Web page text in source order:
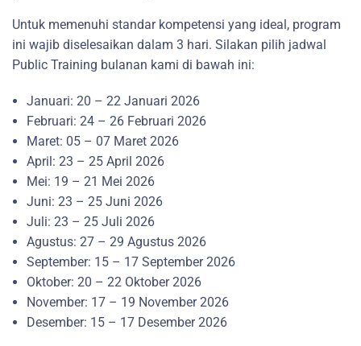
Untuk memenuhi standar kompetensi yang ideal, program
ini wajib diselesaikan dalam 3 hari. Silakan pilih jadwal
Public Training bulanan kami di bawah ini:
Januari: 20 – 22 Januari 2026
Februari: 24 – 26 Februari 2026
Maret: 05 – 07 Maret 2026
April: 23 – 25 April 2026
Mei: 19 – 21 Mei 2026
Juni: 23 – 25 Juni 2026
Juli: 23 – 25 Juli 2026
Agustus: 27 – 29 Agustus 2026
September: 15 – 17 September 2026
Oktober: 20 – 22 Oktober 2026
November: 17 – 19 November 2026
Desember: 15 – 17 Desember 2026